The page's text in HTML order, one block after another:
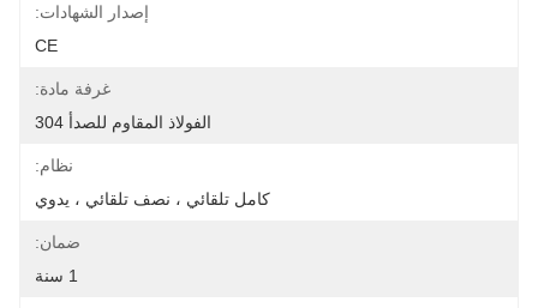
إصدار الشهادات:
CE
غرفة مادة:
الفولاذ المقاوم للصدأ 304
نظام:
كامل تلقائي ، نصف تلقائي ، يدوي
ضمان: